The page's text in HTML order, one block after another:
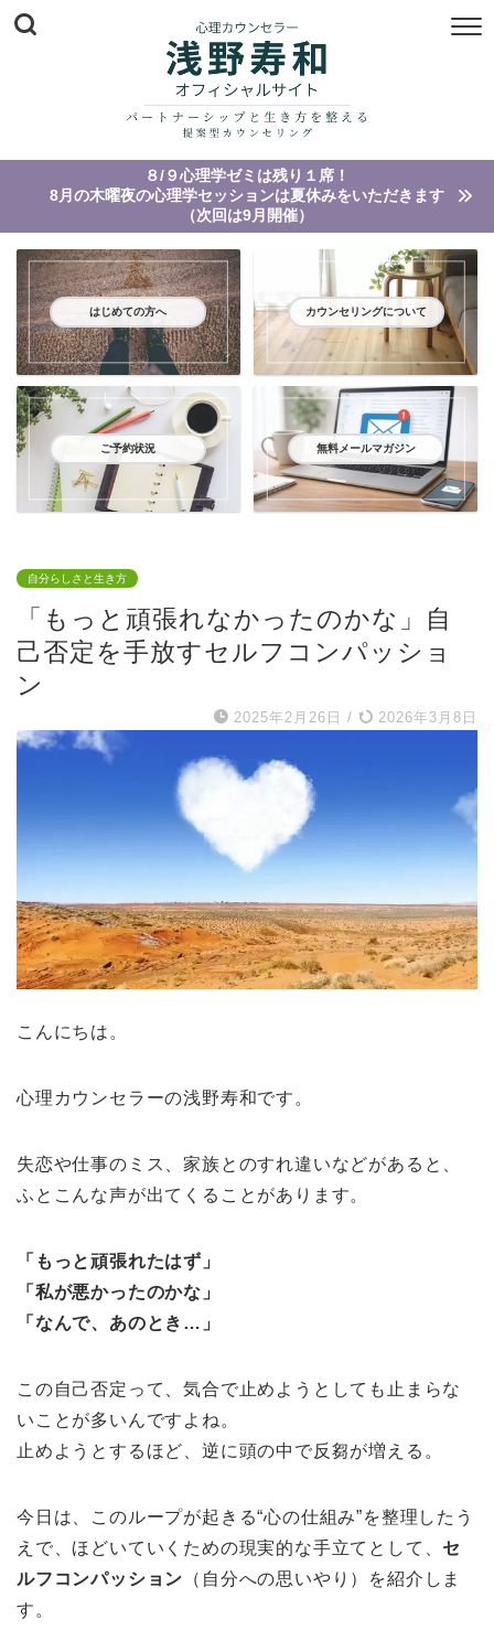
８/９心理学ゼミは残り１席！
8月の木曜夜の心理学セッションは夏休みをいただきます
（次回は9月開催）
はじめての方へ カウンセリングについて
ご予約状況 無料メールマガジン
自分らしさと生き方
「もっと頑張れなかったのかな」自
己否定を手放すセルフコンパッショ
ン
2025年2月26日 / 2026年3月8日
こんにちは。
心理カウンセラーの浅野寿和です。
失恋や仕事のミス、家族とのすれ違いなどがあると、
ふとこんな声が出てくることがあります。
「もっと頑張れたはず」
「私が悪かったのかな」
「なんで、あのとき…」
この自己否定って、気合で止めようとしても止まらな
いことが多いんですよね。
止めようとするほど、逆に頭の中で反芻が増える。
今日は、このループが起きる“心の仕組み”を整理したう
えで、ほどいていくための現実的な手立てとして、 セ
ルフコンパッション （自分への思いやり）を紹介しま
す。